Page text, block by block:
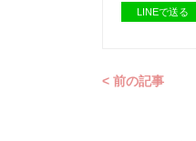
LINEで送る
< 前の記事